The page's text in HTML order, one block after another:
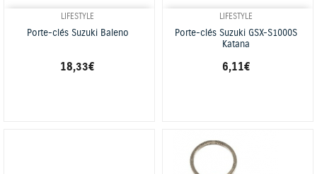
LIFESTYLE
Porte-clés Suzuki Baleno
18,33 €
LIFESTYLE
Porte-clés Suzuki GSX-S1000S
Katana
6,11 €